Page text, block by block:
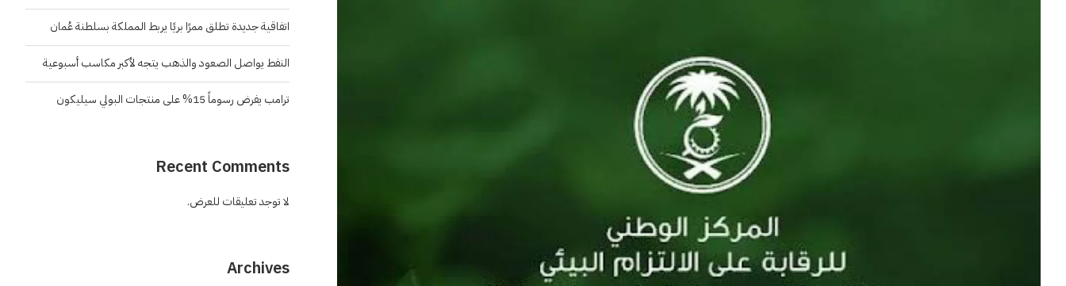
اتفاقية جديدة تطلق ممرًا بريًا يربط المملكة بسلطنة عُمان
النفط يواصل الصعود والذهب يتجه لأكبر مكاسب أسبوعية
ترامب يفرض رسوماً 15% على منتجات البولي سيليكون
Recent Comments
لا توجد تعليقات للعرض.
Archives